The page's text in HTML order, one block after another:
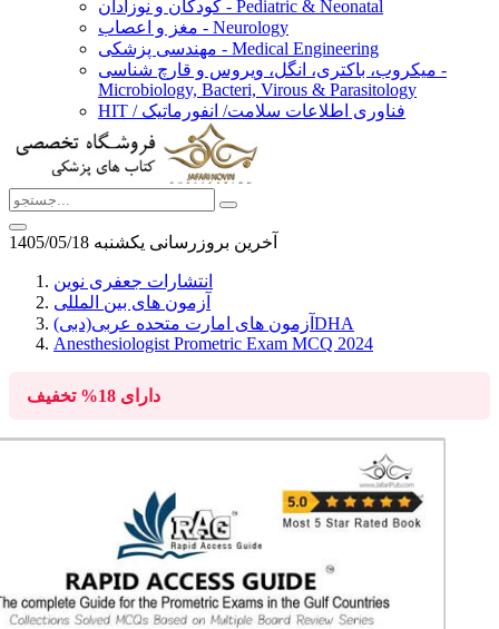
کودکان و نوزادان - Pediatric & Neonatal
مغز و اعصاب - Neurology
مهندسی پزشکی - Medical Engineering
میکروب، باکتری، انگل، ویروس و قارچ شناسی -
Microbiology, Bacteri, Virous & Parasitology
HIT / فناوری اطلاعات سلامت/ انفورماتیک
آخرین بروزرسانی يكشنبه 1405/05/18
انتشارات جعفری نوین
آزمون های بین المللی
آزمون های امارت متحده عربی(دبی)DHA
Anesthesiologist Prometric Exam MCQ 2024
دارای 18% تخفیف